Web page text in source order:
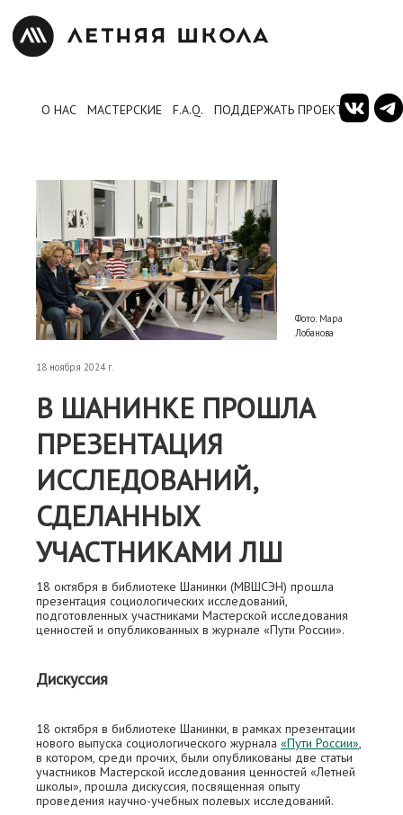
О НАС МАСТЕРСКИЕ F.A.Q. ПОДДЕРЖАТЬ ПРОЕКТ
Фото: Мара
Лобанова
18 ноября 2024 г.
В ШАНИНКЕ ПРОШЛА
ПРЕЗЕНТАЦИЯ
ИССЛЕДОВАНИЙ,
СДЕЛАННЫХ
УЧАСТНИКАМИ ЛШ
18 октября в библиотеке Шанинки (МВШСЭН) прошла
презентация социологических исследований,
подготовленных участниками Мастерской исследования
ценностей и опубликованных в журнале «Пути России».
Дискуссия
18 октября в библиотеке Шанинки, в рамках презентации
нового выпуска социологического журнала «Пути России»,
в котором, среди прочих, были опубликованы две статьи
участников Мастерской исследования ценностей «Летней
школы», прошла дискуссия, посвященная опыту
проведения научно-учебных полевых исследований.